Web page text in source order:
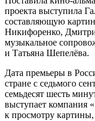
проекта выступила
составляющую
Никифоренко,
музыкальное
и Татьяна Шепелёва.
Дата премьеры в
стране с седьмого
семьдесят шесть
выступает компания
к просмотру картины,